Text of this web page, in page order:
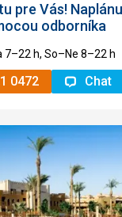
pre Vás!
odborníka
7–⁠⁠⁠⁠⁠⁠22 h, So–Ne 8–⁠⁠⁠⁠⁠⁠22 h
0472 Chat